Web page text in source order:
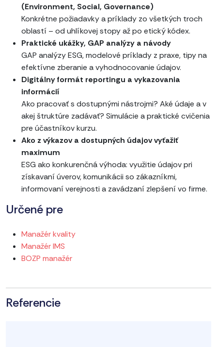
(Environment, Social, Governance)
Konkrétne požiadavky a príklady zo všetkých troch
oblastí – od uhlíkovej stopy až po etický kódex.
Praktické ukážky, GAP analýzy a návody
GAP analýzy ESG, modelové príklady z praxe, tipy na
efektívne zberanie a vyhodnocovanie údajov.
Digitálny formát reportingu a vykazovania
informácií
Ako pracovať s dostupnými nástrojmi? Aké údaje a v
akej štruktúre zadávať? Simulácie a praktické cvičenia
pre účastníkov kurzu.
Ako z výkazov a dostupných údajov vyťažiť
maximum
ESG ako konkurenčná výhoda: využitie údajov pri
získavaní úverov, komunikácii so zákazníkmi,
informovaní verejnosti a zavádzaní zlepšení vo firme.
Určené pre
Manažér kvality
Manažér IMS
BOZP manažér
Referencie